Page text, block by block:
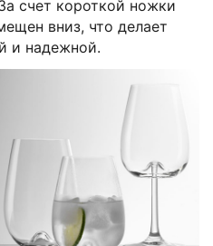
счет короткой ножки
вниз, что делает
и надежной.